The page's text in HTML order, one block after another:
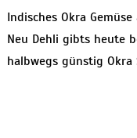
Indisches Okra
Neu Dehli gibts heute
halbwegs günstig Okra